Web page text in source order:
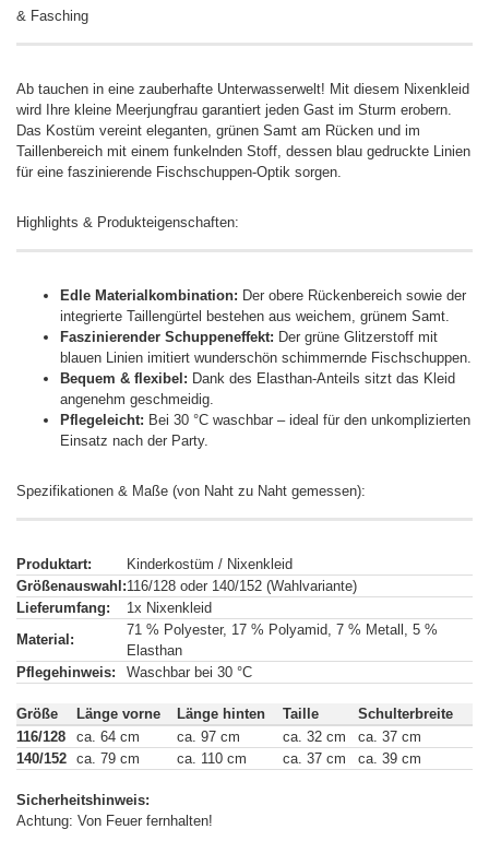
& Fasching
Ab tauchen in eine zauberhafte Unterwasserwelt! Mit diesem Nixenkleid
wird Ihre kleine Meerjungfrau garantiert jeden Gast im Sturm erobern.
Das Kostüm vereint eleganten, grünen Samt am Rücken und im
Taillenbereich mit einem funkelnden Stoff, dessen blau gedruckte Linien
für eine faszinierende Fischschuppen-Optik sorgen.
Highlights & Produkteigenschaften:
Edle Materialkombination: Der obere Rückenbereich sowie der
integrierte Taillengürtel bestehen aus weichem, grünem Samt.
Faszinierender Schuppeneffekt: Der grüne Glitzerstoff mit
blauen Linien imitiert wunderschön schimmernde Fischschuppen.
Bequem & flexibel: Dank des Elasthan-Anteils sitzt das Kleid
angenehm geschmeidig.
Pflegeleicht: Bei 30 °C waschbar – ideal für den unkomplizierten
Einsatz nach der Party.
Spezifikationen & Maße (von Naht zu Naht gemessen):
Produktart:
Kinderkostüm / Nixenkleid
Größenauswahl:116/128 oder 140/152 (Wahlvariante)
Lieferumfang:
1x Nixenkleid
Material:
71 % Polyester, 17 % Polyamid, 7 % Metall, 5 %
Elasthan
Pflegehinweis:
Waschbar bei 30 °C
Größe Länge vorne Länge hinten Taille
Schulterbreite
116/128
ca. 64 cm ca. 97 cm ca. 32 cm
ca. 37 cm
140/152 ca. 79 cm ca. 110 cm ca. 37 cm ca. 39 cm
Sicherheitshinweis:
Achtung: Von Feuer fernhalten!